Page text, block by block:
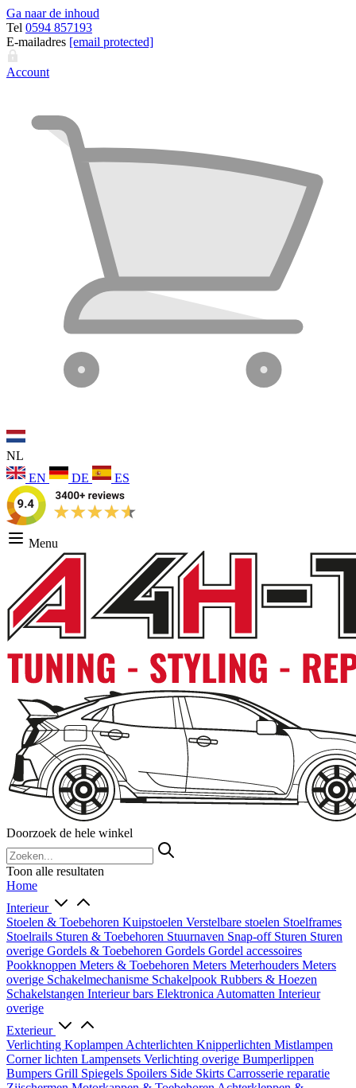
Ga naar de inhoud
Tel 0594 857193
E-mailadres [email protected]
Account
NL
EN
DE ES
Menu
Doorzoek de hele winkel
Toon alle resultaten
Home
Interieur
Stoelen & Toebehoren Kuipstoelen Verstelbare stoelen Stoelframes
Stoelrails Sturen & Toebehoren Stuurnaven Snap-off Sturen Sturen
overige Gordels & Toebehoren Gordels Gordel accessoires
Pookknoppen Meters & Toebehoren Meters Meterhouders Meters
overige Schakelmechanisme Schakelpook Rubbers & Hoezen
Schakelstangen Interieur bars Elektronica Automatten Interieur
overige
Exterieur
Verlichting Koplampen Achterlichten Knipperlichten Mistlampen
Corner lichten Lampensets Verlichting overige Bumperlippen
Bumpers Grill Spiegels Spoilers Side Skirts Carrosserie reparatie